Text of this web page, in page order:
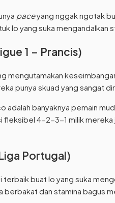
paceyang nggak ngotak
lo yang suka mengandalkan
1 – Prancis)
mengutamakan
punya skuad yang sangat
adalah banyaknya pemain
fleksibel 4-2-3-1 milik mereka
Portugal)
buat lo yang suka
berbakat dan stamina bagus